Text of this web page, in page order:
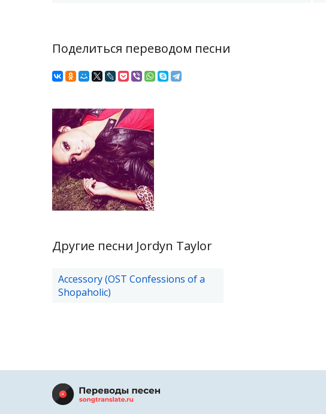
Поделиться переводом песни
Другие песни Jordyn Taylor
Accessory (OST Confessions of a
Shopaholic)